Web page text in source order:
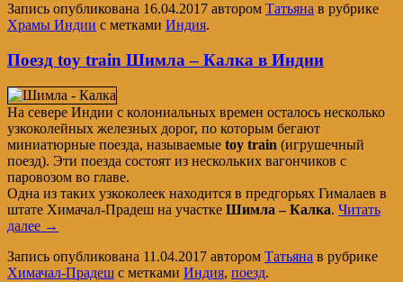
Запись опубликована 16.04.2017 автором Татьяна в рубрике
Храмы Индии с метками Индия.
Поезд toy train Шимла – Калка в Индии
На севере Индии с колониальных времен осталось несколько
узкоколейных железных дорог, по которым бегают
миниатюрные поезда, называемые toy train (игрушечный
поезд). Эти поезда состоят из нескольких вагончиков с
паровозом во главе.
Одна из таких узкоколеек находится в предгорьях Гималаев в
штате Химачал-Прадеш на участке Шимла – Калка. Читать
далее →
Запись опубликована 11.04.2017 автором Татьяна в рубрике
Химачал-Прадеш с метками Индия, поезд.